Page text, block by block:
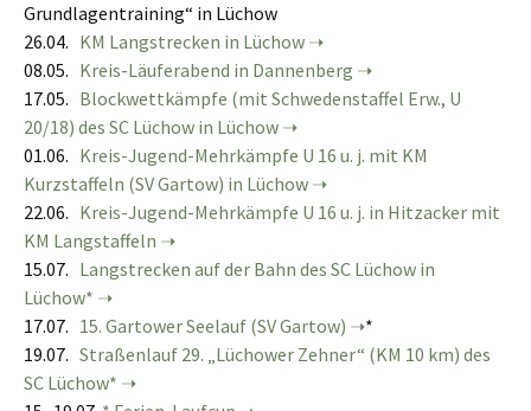
Grundlagentraining“ in Lüchow
26.04. KM Langstrecken in Lüchow
08.05. Kreis-Läuferabend in Dannenberg
17.05. Blockwettkämpfe (mit Schwedenstaffel Erw., U
20/18) des SC Lüchow in Lüchow
01.06. Kreis-Jugend-Mehrkämpfe U 16 u. j. mit KM
Kurzstaffeln (SV Gartow) in Lüchow
22.06. Kreis-Jugend-Mehrkämpfe U 16 u. j. in Hitzacker mit
KM Langstaffeln
15.07. Langstrecken auf der Bahn des SC Lüchow in
Lüchow*
17.07. 15. Gartower Seelauf (SV Gartow)
*
19.07. Straßenlauf 29. „Lüchower Zehner“ (KM 10 km) des
SC Lüchow*